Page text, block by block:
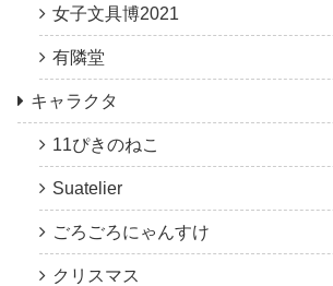
女子文具博2021
有隣堂
キャラクタ
11ぴきのねこ
Suatelier
ごろごろにゃんすけ
クリスマス